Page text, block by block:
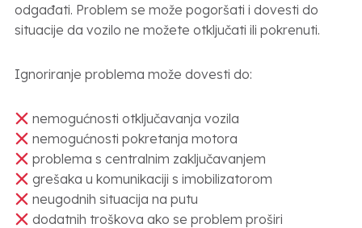
odgađati. Problem se može pogoršati i dovesti do
situacije da vozilo ne možete otključati ili pokrenuti.
Ignoriranje problema može dovesti do:
nemogućnosti otključavanja vozila
nemogućnosti pokretanja motora
problema s centralnim zaključavanjem
grešaka u komunikaciji s imobilizatorom
neugodnih situacija na putu
dodatnih troškova ako se problem proširi